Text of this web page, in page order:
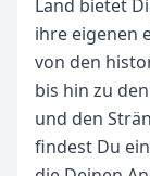
Land bietet
ihre eigenen
von den
bis hin zu
und den
findest Du